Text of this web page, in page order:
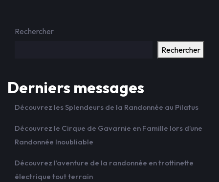
Rechercher
Rechercher
Derniers messages
Découvrez les Splendeurs de la Randonnée au Pilatus
Découvrez le Cirque de Gavarnie en Famille lors d’une
Randonnée Inoubliable
Découvrez l’aventure de la randonnée en trottinette
électrique tout terrain